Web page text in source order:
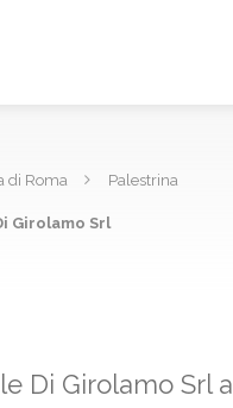
di Roma Palestrina
Girolamo Srl
Di Girolamo Srl a